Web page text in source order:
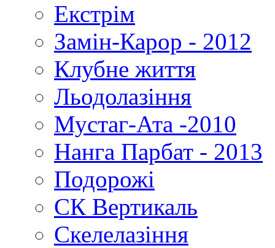
Екстрім
Замін-Карор - 2012
Клубне життя
Льодолазіння
Мустаг-Ата -2010
Нанга Парбат - 2013
Подорожі
СК Вертикаль
Скелелазіння